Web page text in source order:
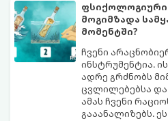
ფსიქოლოგიური
მოგიმზადა
მომენტში?
ჩვენი
ინსტრუმენტია.
ადრე გრძნობს
ცვლილებებსა და
ამას ჩვენი
გააანალიზებს.